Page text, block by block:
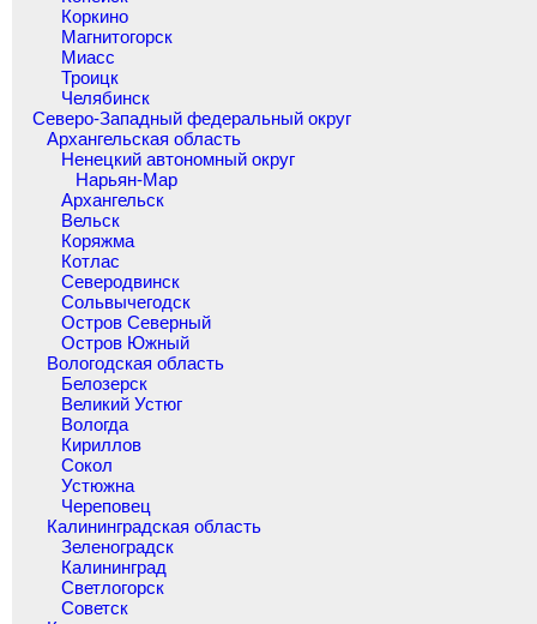
Коркино
Магнитогорск
Миасс
Троицк
Челябинск
Северо-Западный федеральный округ
Архангельская область
Ненецкий автономный округ
Нарьян-Мар
Архангельск
Вельск
Коряжма
Котлас
Северодвинск
Сольвычегодск
Остров Северный
Остров Южный
Вологодская область
Белозерск
Великий Устюг
Вологда
Кириллов
Сокол
Устюжна
Череповец
Калининградская область
Зеленоградск
Калининград
Светлогорск
Советск